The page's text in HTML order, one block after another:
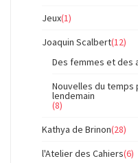
Jeux(1)
Joaquin Scalbert(12)
Des femmes et des
Nouvelles du temps
lendemain
(8)
Kathya de Brinon(28)
l'Atelier des Cahiers(6)